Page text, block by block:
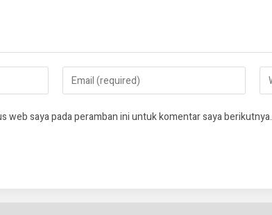
web saya pada peramban ini untuk komentar saya berikutnya.